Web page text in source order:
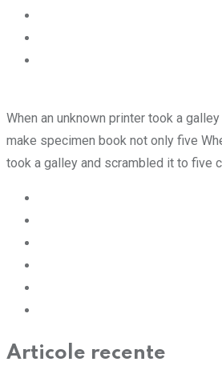
When an unknown printer took a
make specimen book not only five
took a galley and scrambled it to five
Articole recente